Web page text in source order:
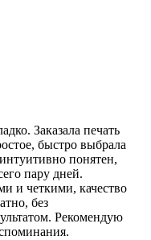
Заказала печать
быстро выбрала
понятен,
пару дней.
и четкими, качество
без
Рекомендую